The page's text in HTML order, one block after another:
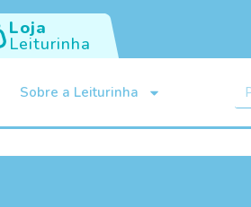
Loja
Leiturinha
Sobre a Leiturinha